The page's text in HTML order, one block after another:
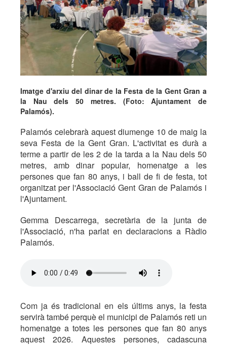
Imatge d'arxiu del dinar de la Festa de la Gent Gran a
la Nau dels 50 metres. (Foto: Ajuntament de
Palamós).
Palamós celebrarà aquest diumenge 10 de maig la
seva Festa de la Gent Gran. L'activitat es durà a
terme a partir de les 2 de la tarda a la Nau dels 50
metres, amb dinar popular, homenatge a les
persones que fan 80 anys, i ball de fi de festa, tot
organitzat per l'Associació Gent Gran de Palamós i
l'Ajuntament.
Gemma Descarrega, secretària de la junta de
l'Associació, n'ha parlat en declaracions a Ràdio
Palamós.
Com ja és tradicional en els últims anys, la festa
servirà també perquè el municipi de Palamós reti un
homenatge a totes les persones que fan 80 anys
aquest 2026. Aquestes persones, cadascuna